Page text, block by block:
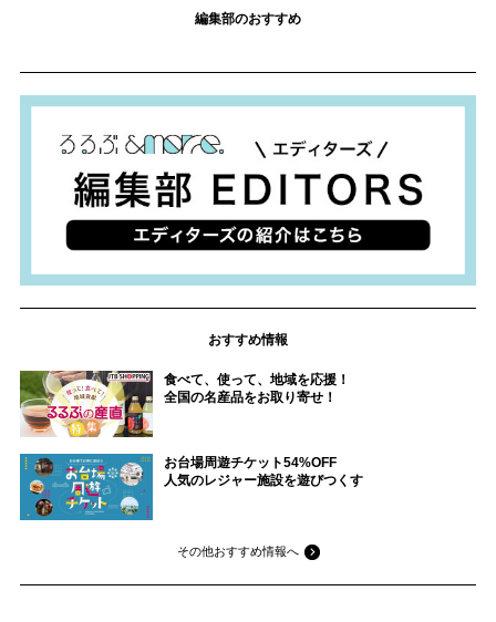
編集部のおすすめ
おすすめ情報
食べて、使って、地域を応援！
全国の名産品をお取り寄せ！
お台場周遊チケット54%OFF
人気のレジャー施設を遊びつくす
その他おすすめ情報へ